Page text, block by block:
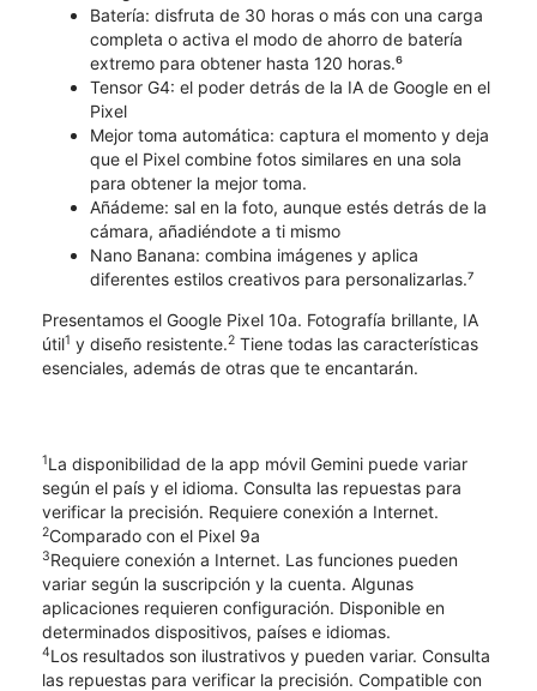
Batería: disfruta de 30 horas o más con una carga
completa o activa el modo de ahorro de batería
extremo para obtener hasta 120 horas.⁶
Tensor G4: el poder detrás de la IA de Google en el
Pixel
​​​​​​​Mejor toma automática: captura el momento y deja
que el Pixel combine fotos similares en una sola
para obtener la mejor toma.
Añádeme: sal en la foto, aunque estés detrás de la
cámara, añadiéndote a ti mismo
Nano Banana: combina imágenes y aplica
diferentes estilos creativos para personalizarlas.⁷
Presentamos el Google Pixel 10a. Fotografía brillante, IA
útil1 y diseño resistente.2 Tiene todas las características
esenciales, además de otras que te encantarán.
1La disponibilidad de la app móvil Gemini puede variar
según el país y el idioma. Consulta las repuestas para
verificar la precisión. Requiere conexión a Internet.
2Comparado con el Pixel 9a
3Requiere conexión a Internet. Las funciones pueden
variar según la suscripción y la cuenta. Algunas
aplicaciones requieren configuración. Disponible en
determinados dispositivos, países e idiomas.
4Los resultados son ilustrativos y pueden variar. Consulta
las repuestas para verificar la precisión. Compatible con